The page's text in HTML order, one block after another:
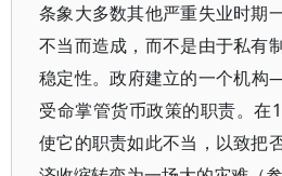
条象大多数其他严重失业时期
不当而造成，而不是由于私有
稳定性。政府建立的一个机
受命掌管货币政策的职责。在
使它的职责如此不当，以致把